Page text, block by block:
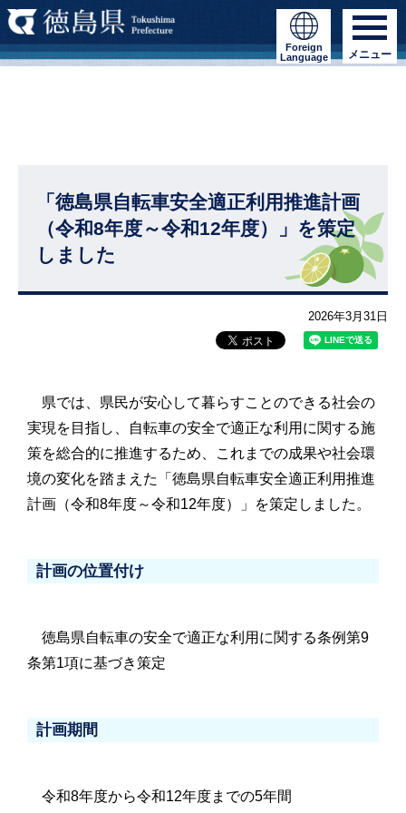
Foreign
Language
メニュー
「徳島県自転車安全適正利用推進計画
（令和8年度～令和12年度）」を策定
しました
2026年3月31日
県では、県民が安心して暮らすことのできる社会の
実現を目指し、自転車の安全で適正な利用に関する施
策を総合的に推進するため、これまでの成果や社会環
境の変化を踏まえた「徳島県自転車安全適正利用推進
計画（令和8年度～令和12年度）」を策定しました。
計画の位置付け
徳島県自転車の安全で適正な利用に関する条例第9
条第1項に基づき策定
計画期間
令和8年度から令和12年度までの5年間